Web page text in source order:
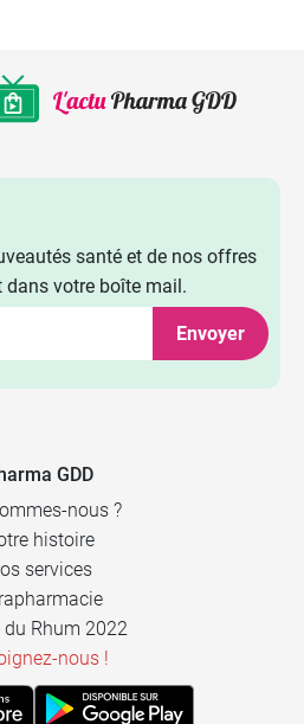
santé et de nos offres
dans votre boîte mail.
Envoyer
GDD
nous ?
histoire
services
du Rhum 2022
nous !